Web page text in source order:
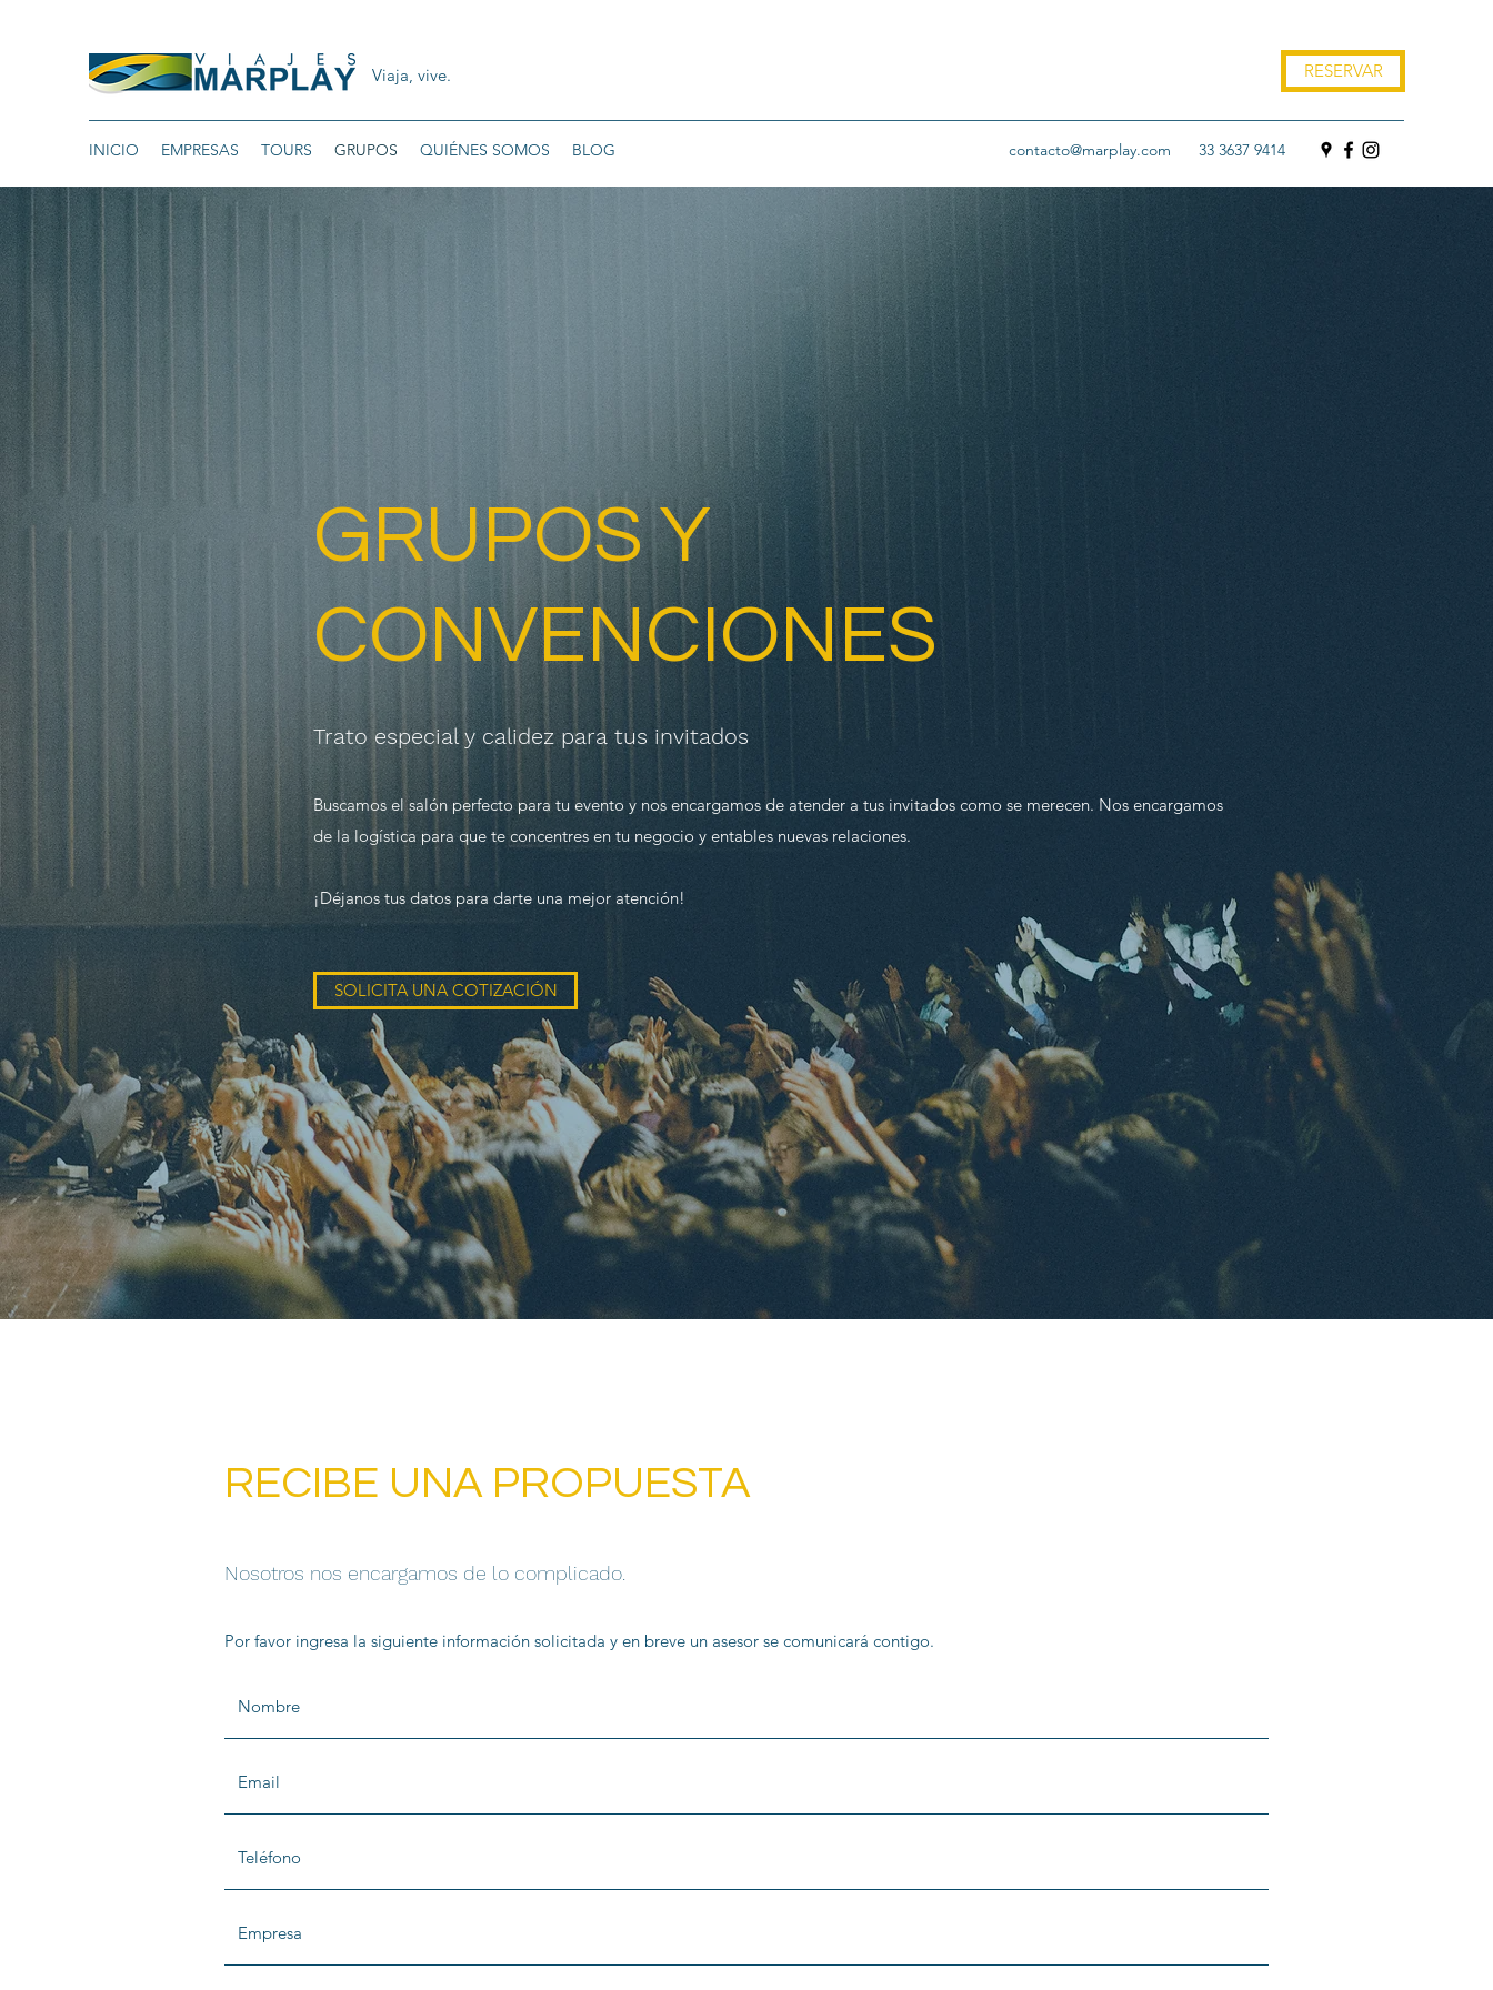
Viaja, vive. RESERVAR
INICIO EMPRESAS TOURS GRUPOS QUIÉNES SOMOS BLOG contacto@marplay.com 33 3637 9414
GRUPOS Y
CONVENCIONES
Trato especial y calidez para tus invitados
Buscamos el salón perfecto para tu evento y nos encargamos de atender a tus invitados como se merecen. Nos encargamos
de la logística para que te concentres en tu negocio y entables nuevas relaciones.
¡Déjanos tus datos para darte una mejor atención!
SOLICITA UNA COTIZACIÓN
RECIBE UNA PROPUESTA
Nosotros nos encargamos de lo complicado.
Por favor ingresa la siguiente información solicitada y en breve un asesor se comunicará contigo.